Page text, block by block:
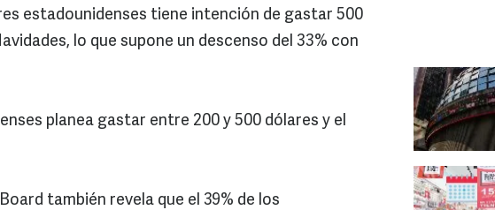
estadounidenses tiene intención de gastar 500
lo que supone un descenso del 33% con
planea gastar entre 200 y 500 dólares y el
también revela que el 39% de los